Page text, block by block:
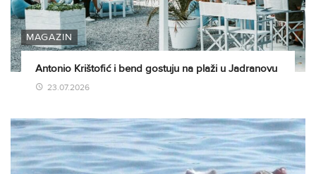
MAGAZIN
Antonio Krištofić i bend gostuju na plaži u Jadranovu
23.07.2026